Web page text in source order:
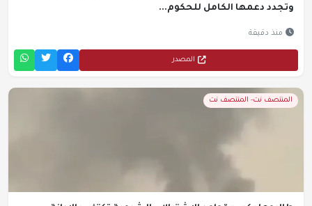
وتجدد دعمها الكامل للحكوم...
منذ دقيقة
المصدر
المنتصف نت- المنتصف نت